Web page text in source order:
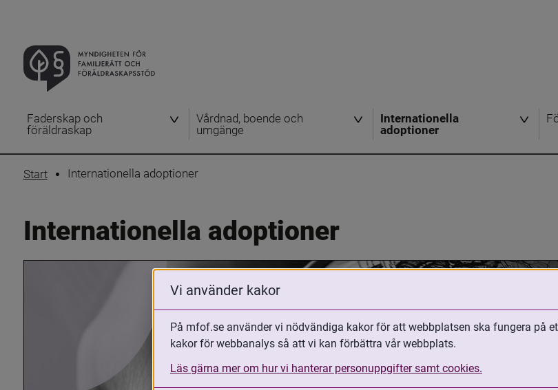
Faderskap och
föräldraskap
Vårdnad, boende och
umgänge
Internationella
adoptioner
Start Internationella adoptioner
Internationella adoptioner
Vi använder kakor
På mfof.se använder vi nödvändiga kakor för att webbplatsen ska fungera på
kakor för webbanalys så att vi kan förbättra vår webbplats.
Läs gärna mer om hur vi hanterar personuppgifter samt cookies.